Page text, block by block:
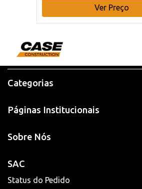
Ver Preço
Categorias
Páginas Institucionais
Sobre Nós
SAC
Status do Pedido